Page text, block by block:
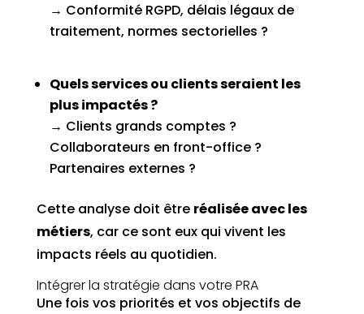
→ Conformité RGPD, délais légaux de
traitement, normes sectorielles ?
Quels services ou clients seraient les
plus impactés ?
→ Clients grands comptes ?
Collaborateurs en front-office ?
Partenaires externes ?
Cette analyse doit être réalisée avec les
métiers, car ce sont eux qui vivent les
impacts réels au quotidien.
Intégrer la stratégie dans votre PRA
Une fois vos priorités et vos objectifs de